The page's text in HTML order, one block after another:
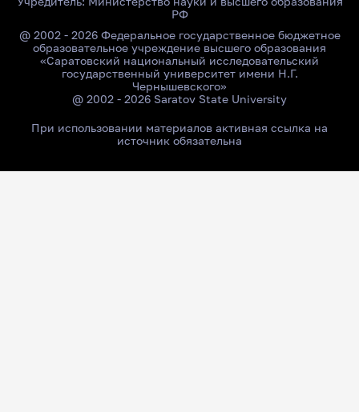
РФ
@ 2002 - 2026 Федеральное государственное бюджетное
образовательное учреждение высшего образования
«Саратовский национальный исследовательский
государственный университет имени Н.Г.
Чернышевского»
@ 2002 - 2026 Saratov State University
При использовании материалов активная ссылка на
источник обязательна